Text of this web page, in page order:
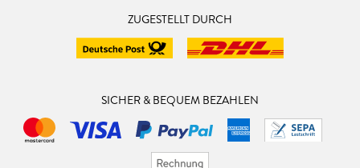
ZUGESTELLT DURCH
SICHER & BEQUEM BEZAHLEN